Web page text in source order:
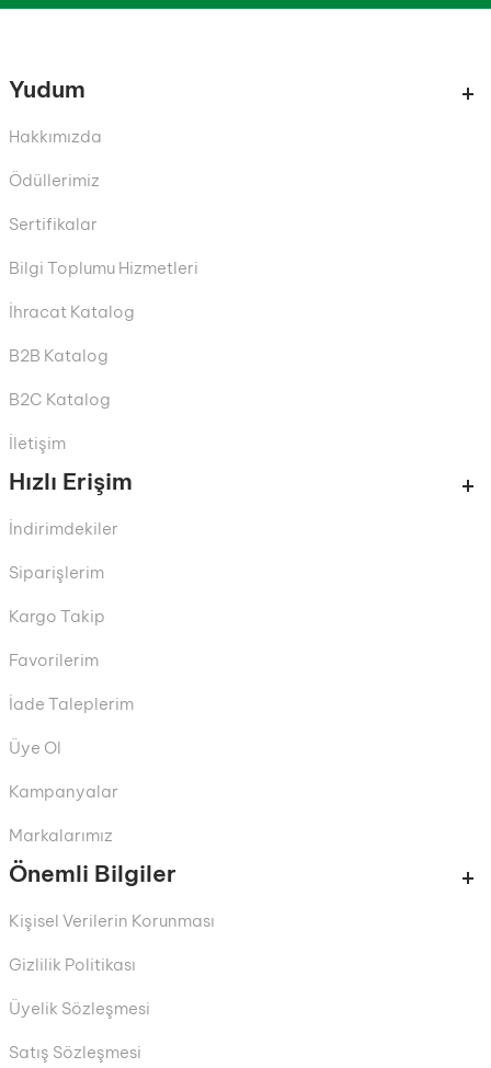
Yudum
Hakkımızda
Ödüllerimiz
Sertifikalar
Bilgi Toplumu Hizmetleri
İhracat Katalog
B2B Katalog
B2C Katalog
İletişim
Hızlı Erişim
İndirimdekiler
Siparişlerim
Kargo Takip
Favorilerim
İade Taleplerim
Üye Ol
Kampanyalar
Markalarımız
Önemli Bilgiler
Kişisel Verilerin Korunması
Gizlilik Politikası
Üyelik Sözleşmesi
Satış Sözleşmesi